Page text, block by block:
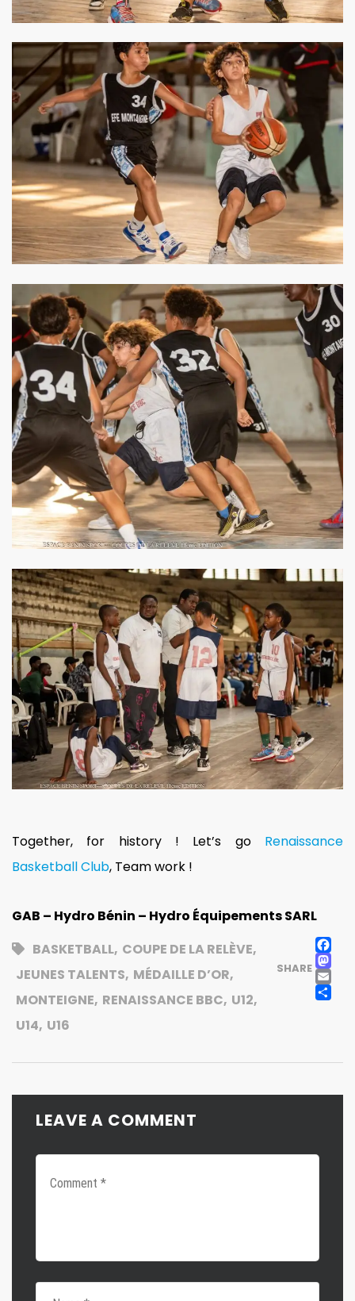
Together, for history ! Let’s go Renaissance
Basketball Club, Team work !
GAB – Hydro Bénin – Hydro Équipements SARL
BASKETBALL, COUPE DE LA RELÈVE,
JEUNES TALENTS, MÉDAILLE D’OR,
MONTEIGNE, RENAISSANCE BBC, U12,
U14, U16
SHARE
LEAVE A COMMENT